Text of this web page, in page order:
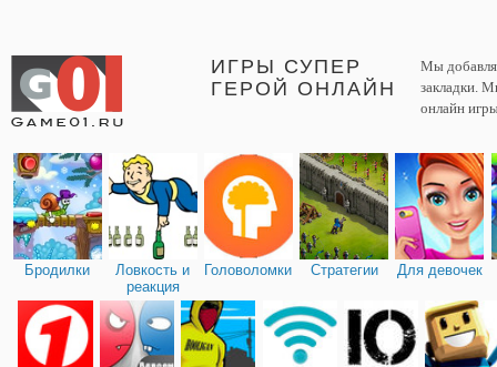
ИГРЫ СУПЕР
ГЕРОЙ ОНЛАЙН
Мы
закладки.
онлайн
Бродилки
Ловкость и
реакция
Головоломки Стратегии Для девочек